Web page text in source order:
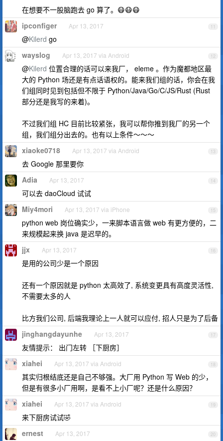
在想要不一股脑跑去 go 算了。😷😷😷
11
ipconfiger Apr 13, 2017
@Kilerd go
12
wayslog Apr 13, 2017 via Android
@Kilerd 位置合理的话可以来我厂， eleme 。作为魔都地区最
大的 Python 场还是有点话语权的。能来我们组的话，你会在我
们组同时见到包括但不限于 Python/Java/Go/C/JS/Rust (Rust
部分还是我写的来着)。
不过我们组 HC 目前比较紧张，我可以帮你推到我厂的另一个
组，我们组分出去的。也有以上条件～～～
13
xiaoke0718 Apr 13, 2017 via Android
去 Google 那里要你
14
Adia Apr 13, 2017
可以去 daoCloud 试试
15
Miy4mori Apr 13, 2017 via iPhone
python web 岗位确实少，一来脚本语言做 web 有更方便的，二
来规模起来换 java 是迟早的。
16
jjx Apr 13, 2017
是用的公司少是一个原因
还有一个原因就是 python 太高效了, 系统变更具有高度灵活性,
不需要太多的人
比方我们公司, 后端我理论上一人就可以应付, 招人只是为了后备
17
jinghangdayunhe Apr 13, 2017
友情提示： 出门左转 ［下厨房］
18
xiahei Apr 13, 2017 via Android
其实归根结底还是自己不够强。大厂用 Python 写 Web 的少，
但是有很多小厂用啊，是看不上小厂呢？还是什么原因？
19
xiahei Apr 13, 2017 via Android
来下厨房试试🤣
20
ernest Apr 13, 2017